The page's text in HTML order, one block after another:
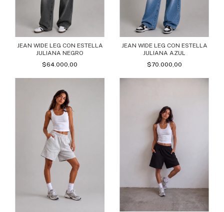
JEAN WIDE LEG CON ESTELLA
JULIANA NEGRO
$64.000,00
JEAN WIDE LEG CON ESTELLA
JULIANA AZUL
$70.000,00